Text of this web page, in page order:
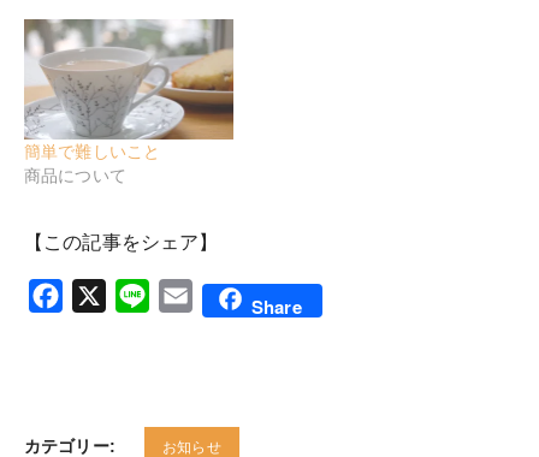
簡単で難しいこと
商品について
【この記事をシェア】
Facebook
X Line Email Share
カテゴリー: お知らせ